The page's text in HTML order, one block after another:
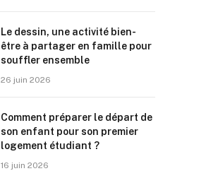
Le dessin, une activité bien-
être à partager en famille pour
souffler ensemble
26 juin 2026
Comment préparer le départ de
son enfant pour son premier
logement étudiant ?
16 juin 2026